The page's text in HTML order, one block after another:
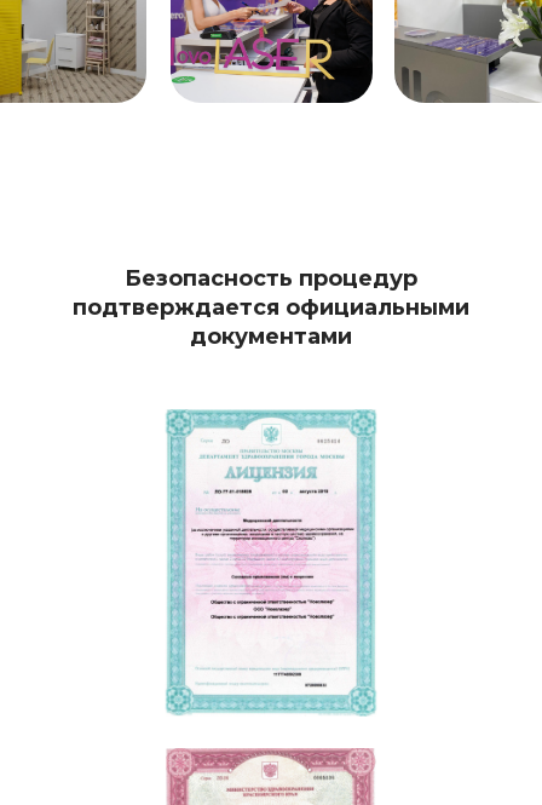
Безопасность процедур
подтверждается официальными
документами